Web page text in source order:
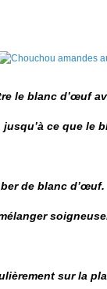
le blanc d’œuf
ce que le
de blanc d’œuf.
sur la